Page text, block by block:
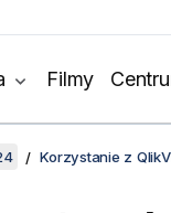
Filmy
Korzystanie z